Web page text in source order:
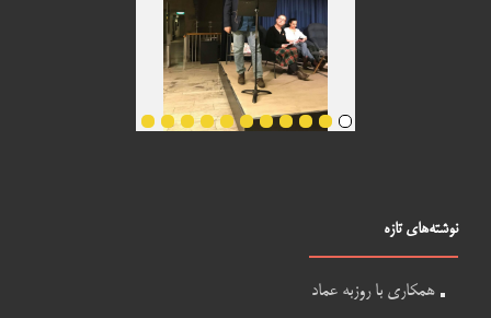
نوشته‌های تازه
همکاری با روزبه عماد